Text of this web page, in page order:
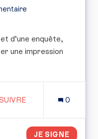
d’une enquête,
une impression
ABONNÉS 0
JE SIGNE